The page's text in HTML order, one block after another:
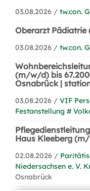
03.08.2026 / tw.con.
Oberarzt
03.08.2026 / tw.con.
(m/w/d) bis
Osnabrück |
03.08.2026 / VIF
Festanstellung #
Haus Kleeberg
02.08.2026 /
Niedersachsen e. V.
Osnabrück